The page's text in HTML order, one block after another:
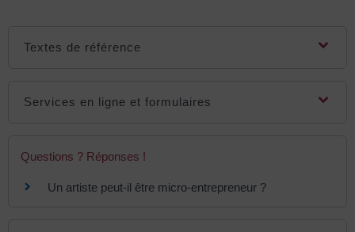
Textes de référence
Services en ligne et formulaires
Questions ? Réponses !
Un artiste peut-il être micro-entrepreneur ?